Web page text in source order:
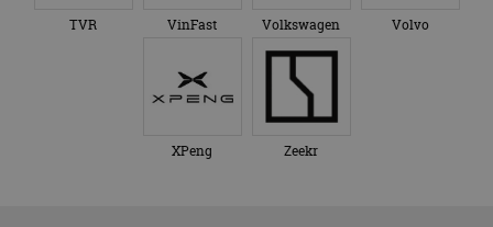
TVR VinFast Volkswagen Volvo
XPeng Zeekr